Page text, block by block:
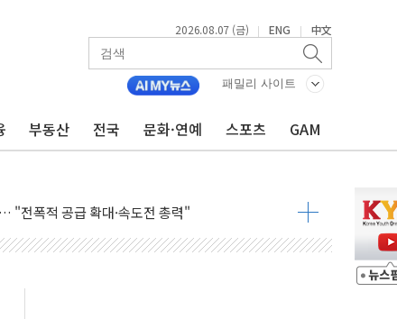
2026.08.07 (금) | ENG | 中文
패밀리 사이트
부동산 전국 문화·연예 스포츠 GAM
시 '시끌'
양광주 급등
착공…여의도 1.6배 규모